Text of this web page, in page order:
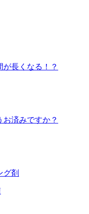
長くなる！？
済みですか？
グ剤